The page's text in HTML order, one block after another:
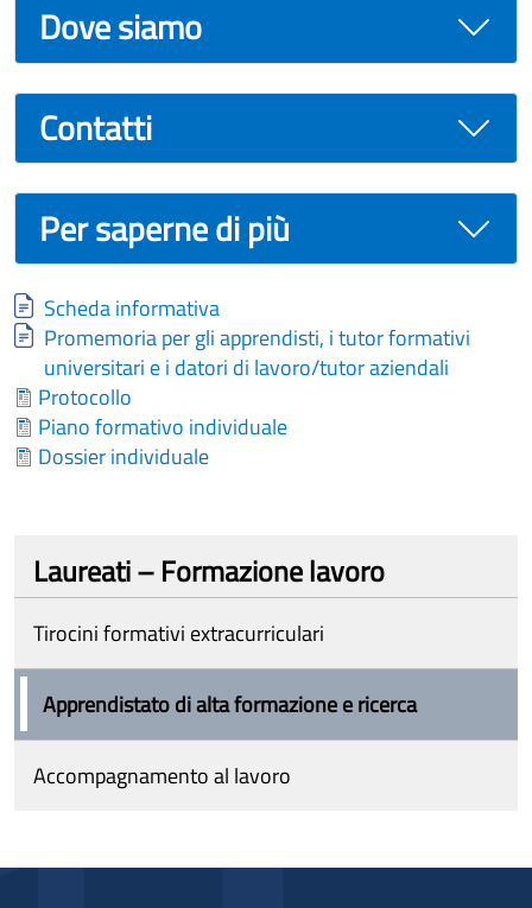
Dove siamo
Contatti
Per saperne di più
Document
Scheda informativa
Document
Promemoria per gli apprendisti, i tutor formativi
universitari e i datori di lavoro/tutor aziendali
Document
Protocollo
Document
Piano formativo individuale
Document
Dossier individuale
Laureati – Formazione lavoro
Tirocini formativi extracurriculari
Apprendistato di alta formazione e ricerca
Accompagnamento al lavoro